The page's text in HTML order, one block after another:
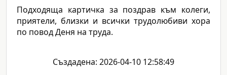
Подходяща картичка за поздрав към колеги,
приятели, близки и всички трудолюбиви хора
по повод Деня на труда.
Създадена: 2026-04-10 12:58:49